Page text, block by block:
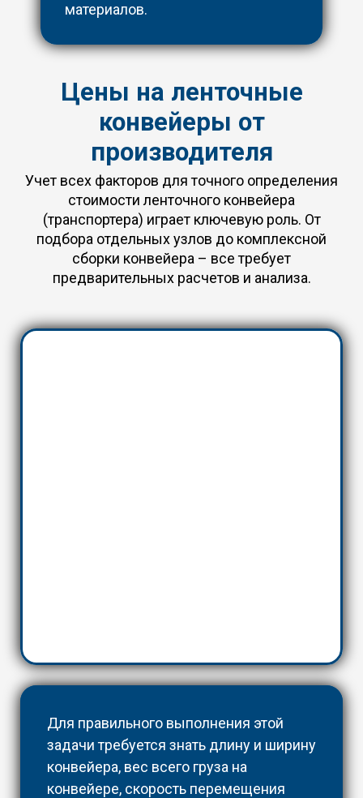
материалов.
Цены на ленточные
конвейеры от
производителя
Учет всех факторов для точного определения
стоимости ленточного конвейера
(транспортера) играет ключевую роль. От
подбора отдельных узлов до комплексной
сборки конвейера – все требует
предварительных расчетов и анализа.
Для правильного выполнения этой
задачи требуется знать длину и ширину
конвейера, вес всего груза на
конвейере, скорость перемещения